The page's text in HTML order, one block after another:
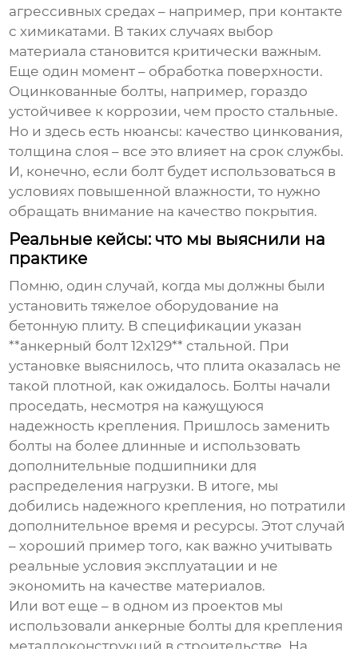
агрессивных средах – например, при контакте
с химикатами. В таких случаях выбор
материала становится критически важным.
Еще один момент – обработка поверхности.
Оцинкованные болты, например, гораздо
устойчивее к коррозии, чем просто стальные.
Но и здесь есть нюансы: качество цинкования,
толщина слоя – все это влияет на срок службы.
И, конечно, если болт будет использоваться в
условиях повышенной влажности, то нужно
обращать внимание на качество покрытия.
Реальные кейсы: что мы выяснили на
практике
Помню, один случай, когда мы должны были
установить тяжелое оборудование на
бетонную плиту. В спецификации указан
**анкерный болт 12х129** стальной. При
установке выяснилось, что плита оказалась не
такой плотной, как ожидалось. Болты начали
проседать, несмотря на кажущуюся
надежность крепления. Пришлось заменить
болты на более длинные и использовать
дополнительные подшипники для
распределения нагрузки. В итоге, мы
добились надежного крепления, но потратили
дополнительное время и ресурсы. Этот случай
– хороший пример того, как важно учитывать
реальные условия эксплуатации и не
экономить на качестве материалов.
Или вот еще – в одном из проектов мы
использовали анкерные болты для крепления
металлоконструкций в строительстве. На